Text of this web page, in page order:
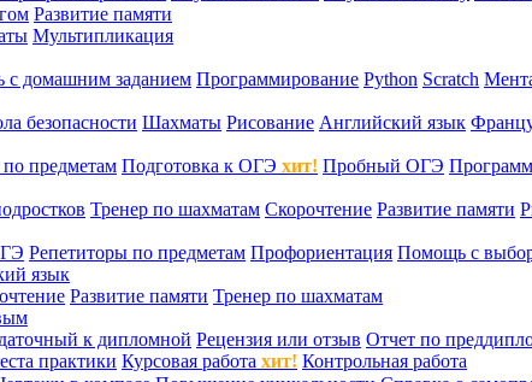
Развитие памяти
Мультипликация
домашним заданием Программирование Python Scratch
безопасности Шахматы Рисование Английский язык
предметам Подготовка к ОГЭ хит! Пробный ОГЭ
Тренер по шахматам Скорочтение Развитие памяти
Репетиторы по предметам Профориентация Помощь с
язык
Развитие памяти Тренер по шахматам
к дипломной Рецензия или отзыв Отчет по
практики Курсовая работа хит! Контрольная работа